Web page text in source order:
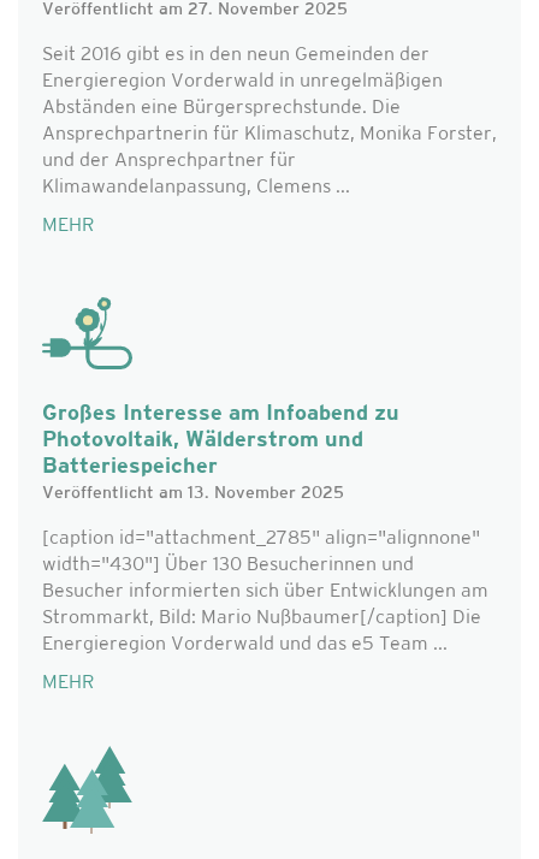
Veröffentlicht am 27. November 2025
Seit 2016 gibt es in den neun Gemeinden der
Energieregion Vorderwald in unregelmäßigen
Abständen eine Bürgersprechstunde. Die
Ansprechpartnerin für Klimaschutz, Monika Forster,
und der Ansprechpartner für
Klimawandelanpassung, Clemens ...
MEHR
Großes Interesse am Infoabend zu
Photovoltaik, Wälderstrom und
Batteriespeicher
Veröffentlicht am 13. November 2025
[caption id="attachment_2785" align="alignnone"
width="430"] Über 130 Besucherinnen und
Besucher informierten sich über Entwicklungen am
Strommarkt, Bild: Mario Nußbaumer[/caption] Die
Energieregion Vorderwald und das e5 Team ...
MEHR